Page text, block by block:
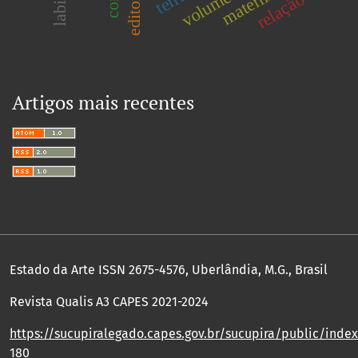
relação
Artigos mais recentes
Estado da Arte ISSN 2675-4576, Uberlândia, M.G., Brasil
Revista Qualis A3 CAPES 2021-2024
https://sucupiralegado.capes.gov.br/sucupira/public/
180